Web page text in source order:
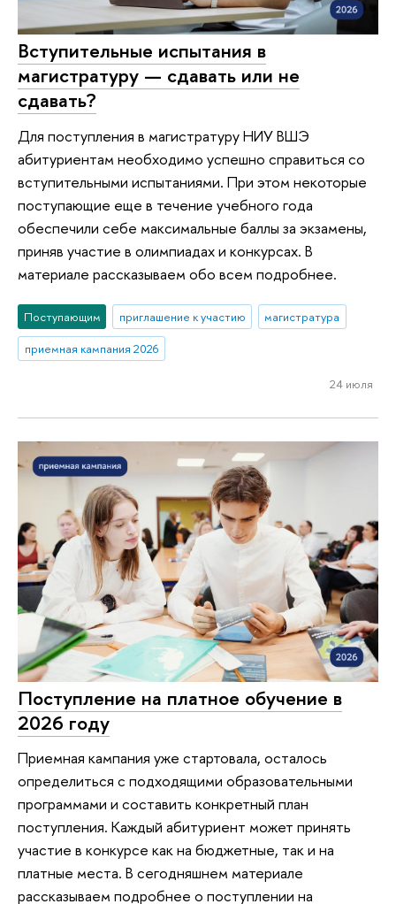
Вступительные испытания в
магистратуру — сдавать или не
сдавать?
Для поступления в магистратуру НИУ ВШЭ
абитуриентам необходимо успешно справиться со
вступительными испытаниями. При этом некоторые
поступающие еще в течение учебного года
обеспечили себе максимальные баллы за экзамены,
приняв участие в олимпиадах и конкурсах. В
материале рассказываем обо всем подробнее.
Поступающим приглашение к участию
магистратура
приемная кампания 2026
24 июля
Поступление на платное обучение в
2026 году
Приемная кампания уже стартовала, осталось
определиться с подходящими образовательными
программами и составить конкретный план
поступления. Каждый абитуриент может принять
участие в конкурсе как на бюджетные, так и на
платные места. В сегодняшнем материале
рассказываем подробнее о поступлении на